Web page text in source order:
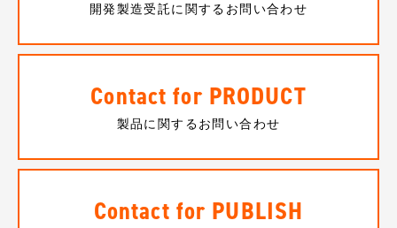
開発製造受託に関するお問い合わせ
Contact for PRODUCT
製品に関するお問い合わせ
Contact for PUBLISH